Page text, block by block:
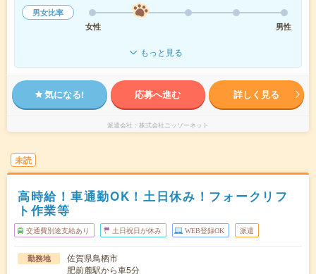
男女比率
女性
男性
もっと見る
気になる! 応募へ進む 詳しく見る
派遣会社 株式会社ニッソーネット
未読
高時給！車通勤OK！土日休み！フォークリフ
ト作業等
交通費別途支給あり 土日祝日が休み WEB登録OK 派遣
勤務地
佐賀県鳥栖市
肥前麓駅から車5分